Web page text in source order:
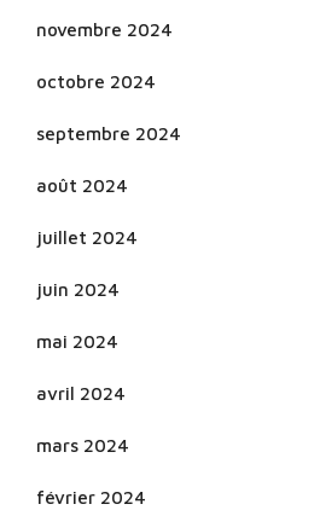
novembre 2024
octobre 2024
septembre 2024
août 2024
juillet 2024
juin 2024
mai 2024
avril 2024
mars 2024
février 2024